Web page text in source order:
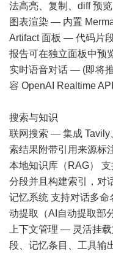
法高亮、复制、diff 预览
图表渲染 — 内置
Artifact 面板 — 代码片
报告可在独立面板中预
实时语音对话 — (即将
容 OpenAI Realtime API
搜索与知识
联网搜索 — 集成 Tavily
索结果附带引用来源标
本地知识库（RAG）
分段并且构建索引，对
记忆系统 支持对话多命
动提取（AI自动提取部
上下文管理 — 灵活挂
段、记忆条目、工具输